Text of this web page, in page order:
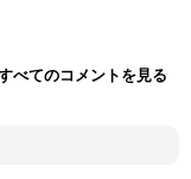
べてのコメントを見る